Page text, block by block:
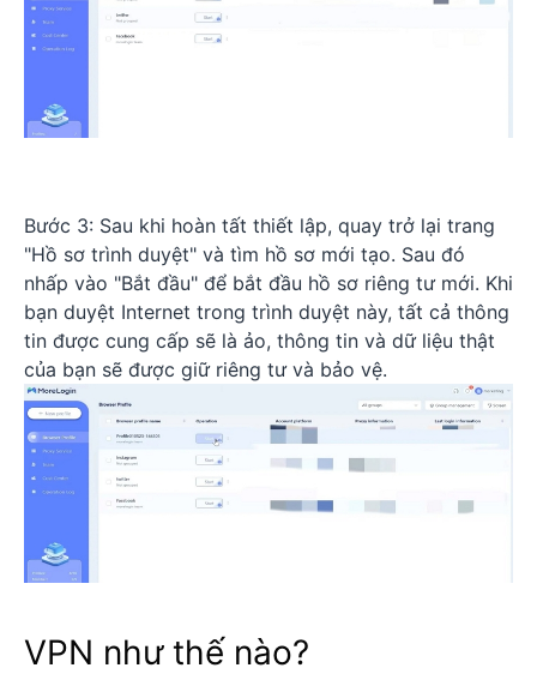
Bước 3: Sau khi hoàn tất thiết lập, quay trở lại trang
"Hồ sơ trình duyệt" và tìm hồ sơ mới tạo. Sau đó
nhấp vào "Bắt đầu" để bắt đầu hồ sơ riêng tư mới. Khi
bạn duyệt Internet trong trình duyệt này, tất cả thông
tin được cung cấp sẽ là ảo, thông tin và dữ liệu thật
của bạn sẽ được giữ riêng tư và bảo vệ.
VPN như thế nào?